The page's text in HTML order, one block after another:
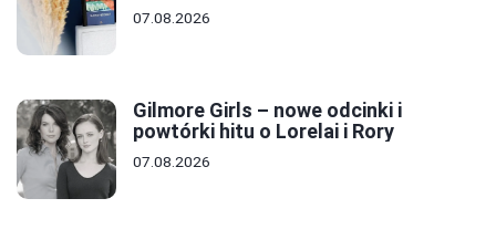
07.08.2026
Gilmore Girls – nowe odcinki i
powtórki hitu o Lorelai i Rory
07.08.2026